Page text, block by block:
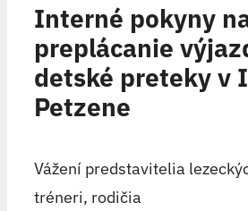
Interné pokyny
preplácanie
detské preteky v
Petzene
Vážení predstavitelia
tréneri, rodičia